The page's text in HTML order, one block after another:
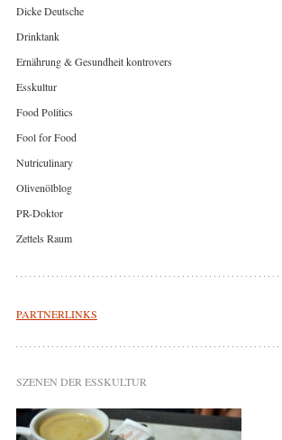
Dicke Deutsche
Drinktank
Ernährung & Gesundheit kontrovers
Esskultur
Food Politics
Fool for Food
Nutriculinary
Olivenölblog
PR-Doktor
Zettels Raum
PARTNERLINKS
SZENEN DER ESSKULTUR